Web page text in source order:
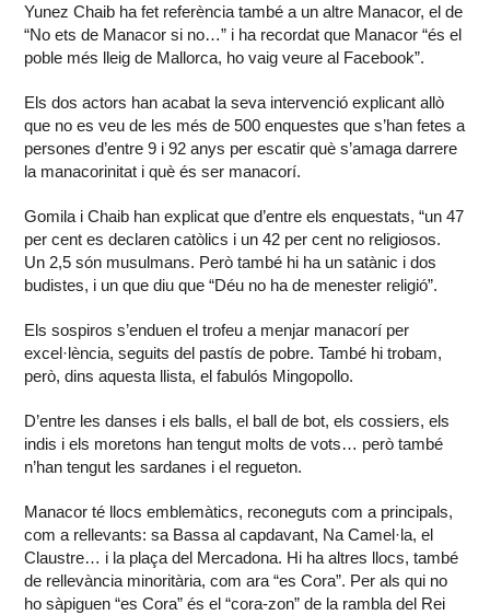
Yunez Chaib ha fet referència també a un altre Manacor, el de
“No ets de Manacor si no…” i ha recordat que Manacor “és el
poble més lleig de Mallorca, ho vaig veure al Facebook”.
Els dos actors han acabat la seva intervenció explicant allò
que no es veu de les més de 500 enquestes que s’han fetes a
persones d’entre 9 i 92 anys per escatir què s’amaga darrere
la manacorinitat i què és ser manacorí.
Gomila i Chaib han explicat que d’entre els enquestats, “un 47
per cent es declaren catòlics i un 42 per cent no religiosos.
Un 2,5 són musulmans. Però també hi ha un satànic i dos
budistes, i un que diu que “Déu no ha de menester religió”.
Els sospiros s’enduen el trofeu a menjar manacorí per
excel·lència, seguits del pastís de pobre. També hi trobam,
però, dins aquesta llista, el fabulós Mingopollo.
D’entre les danses i els balls, el ball de bot, els cossiers, els
indis i els moretons han tengut molts de vots… però també
n’han tengut les sardanes i el regueton.
Manacor té llocs emblemàtics, reconeguts com a principals,
com a rellevants: sa Bassa al capdavant, Na Camel·la, el
Claustre… i la plaça del Mercadona. Hi ha altres llocs, també
de rellevància minoritària, com ara “es Cora”. Per als qui no
ho sàpiguen “es Cora” és el “cora-zon” de la rambla del Rei